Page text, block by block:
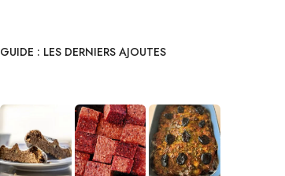
GUIDE : LES DERNIERS AJOUTES